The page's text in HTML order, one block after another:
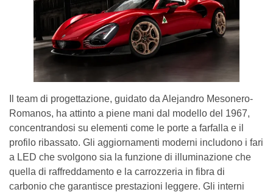
Il team di progettazione, guidato da Alejandro Mesonero-
Romanos, ha attinto a piene mani dal modello del 1967,
concentrandosi su elementi come le porte a farfalla e il
profilo ribassato. Gli aggiornamenti moderni includono i fari
a LED che svolgono sia la funzione di illuminazione che
quella di raffreddamento e la carrozzeria in fibra di
carbonio che garantisce prestazioni leggere. Gli interni